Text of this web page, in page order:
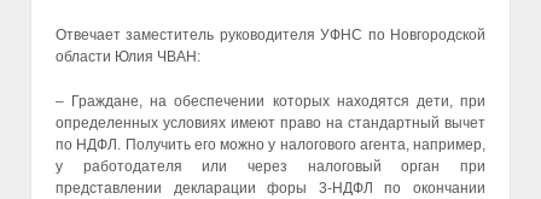
Отвечает заместитель руководителя УФНС по Новгородской
области Юлия ЧВАН:
– Граждане, на обеспечении которых находятся дети, при
определенных условиях имеют право на стандартный вычет
по НДФЛ. Получить его можно у налогового агента, например,
у работодателя или через налоговый орган при
представлении декларации форы 3-НДФЛ по окончании